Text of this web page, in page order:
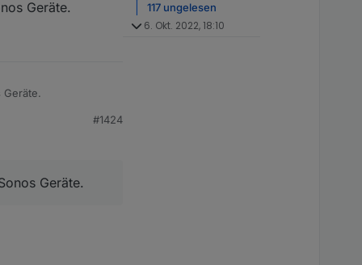
Geräte.
#1424
Geräte.
117 ungelesen
6. Okt. 2022, 18:10